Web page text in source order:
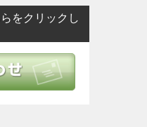
をクリックし